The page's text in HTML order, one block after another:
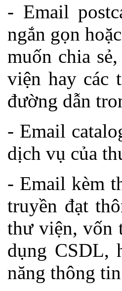
- Email
ngắn gọn
muốn chia
viện hay các
đường dẫn
- Email
dịch vụ của
- Email kèm
truyền đạt
thư viện, vốn
dụng CSDL,
năng thông